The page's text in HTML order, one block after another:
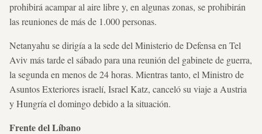
prohibirá acampar al aire libre y, en algunas zonas, se prohibirán
las reuniones de más de 1.000 personas.
Netanyahu se dirigía a la sede del Ministerio de Defensa en Tel
Aviv más tarde el sábado para una reunión del gabinete de guerra,
la segunda en menos de 24 horas. Mientras tanto, el Ministro de
Asuntos Exteriores israelí, Israel Katz, canceló su viaje a Austria
y Hungría el domingo debido a la situación.
Frente del Líbano